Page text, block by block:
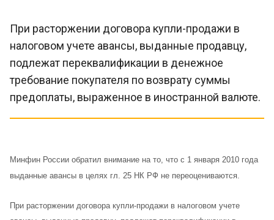
При расторжении договора купли-продажи в
налоговом учете авансы, выданные продавцу,
подлежат переквалификации в денежное
требование покупателя по возврату суммы
предоплаты, выраженное в иностранной валюте.
Минфин России обратил внимание на то, что с 1 января 2010 года
выданные авансы в целях гл. 25 НК РФ не переоцениваются.
При расторжении договора купли-продажи в налоговом учете